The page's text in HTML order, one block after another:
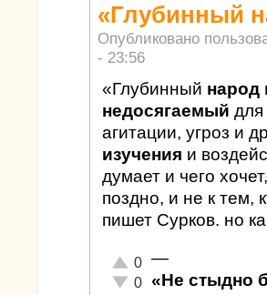
«Глубинный
Опубликовано
- 23:56
«Глубинный народ
недосягаемый для
агитации, угроз и
изучения и
думает и чего
поздно, и не к тем,
пишет Сурков. но
Отлично!
0
Неадекватно!
0
—
«Не стыдно